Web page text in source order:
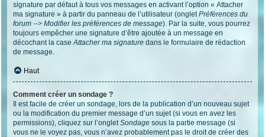
signature par défaut à tous vos messages en activant l’option « Attacher
ma signature » à partir du panneau de l’utilisateur (ongletPréférences du
forum --> Modifier les préférences de message). Par la suite, vous pourrez
toujours empêcher une signature d’être ajoutée à un message en
décochant la caseAttacher ma signature dans le formulaire de rédaction
de message.
Haut
Comment créer un sondage ?
Il est facile de créer un sondage, lors de la publication d’un nouveau sujet
ou la modification du premier message d’un sujet (si vous en avez les
permissions), cliquez sur l’ongletSondage sous la partie message (si
vous ne le voyez pas, vous n’avez probablement pas le droit de créer des